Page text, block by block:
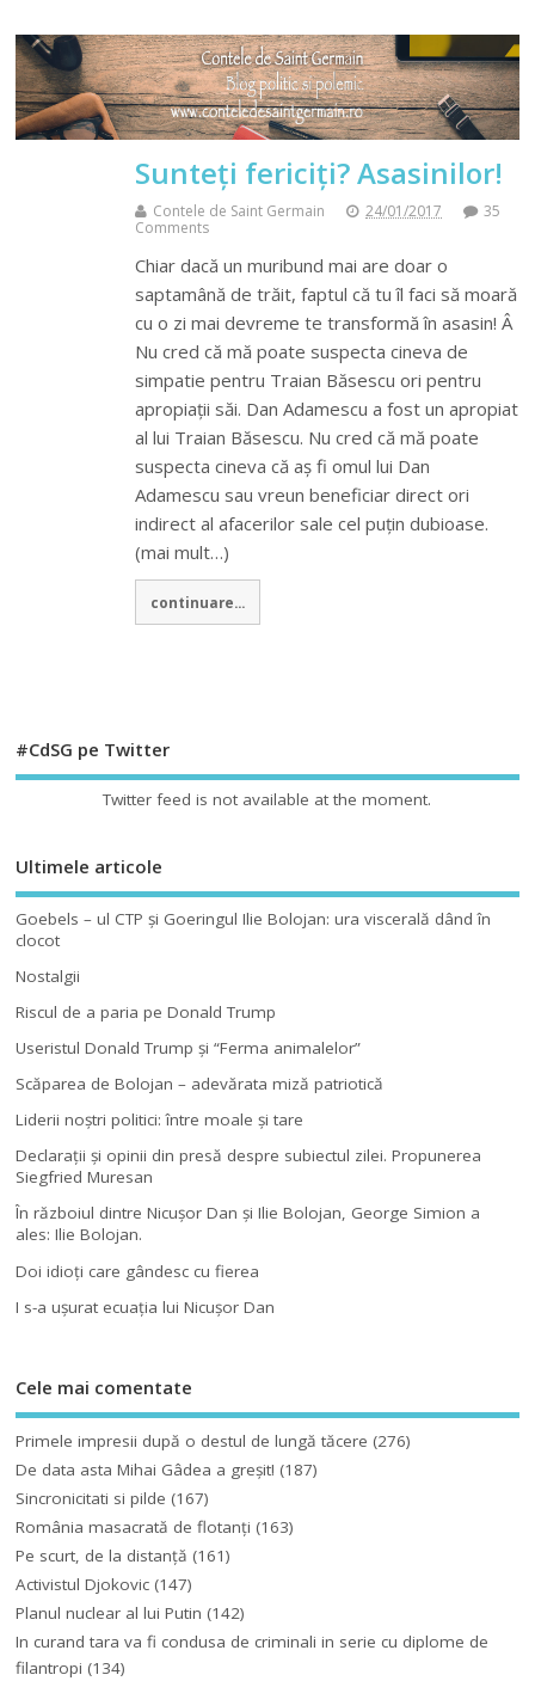
Sunteți fericiți? Asasinilor!
Contele de Saint Germain 24/01/2017
35
Comments
Chiar dacă un muribund mai are doar o
saptamână de trăit, faptul că tu îl faci să moară
cu o zi mai devreme te transformă în asasin! Â
Nu cred că mă poate suspecta cineva de
simpatie pentru Traian Băsescu ori pentru
apropiații săi. Dan Adamescu a fost un apropiat
al lui Traian Băsescu. Nu cred că mă poate
suspecta cineva că aș fi omul lui Dan
Adamescu sau vreun beneficiar direct ori
indirect al afacerilor sale cel puțin dubioase.
(mai mult…)
continuare...
#CdSG pe Twitter
Twitter feed is not available at the moment.
Ultimele articole
Goebels – ul CTP şi Goeringul Ilie Bolojan: ura viscerală dând în
clocot
Nostalgii
Riscul de a paria pe Donald Trump
Useristul Donald Trump şi “Ferma animalelor”
Scăparea de Bolojan – adevărata miză patriotică
Liderii noştri politici: între moale şi tare
Declaraţii şi opinii din presă despre subiectul zilei. Propunerea
Siegfried Muresan
În războiul dintre Nicuşor Dan şi Ilie Bolojan, George Simion a
ales: Ilie Bolojan.
Doi idioţi care gândesc cu fierea
I s-a uşurat ecuaţia lui Nicuşor Dan
Cele mai comentate
Primele impresii după o destul de lungă tăcere (276)
De data asta Mihai Gâdea a greşit! (187)
Sincronicitati si pilde (167)
România masacrată de flotanţi (163)
Pe scurt, de la distanță (161)
Activistul Djokovic (147)
Planul nuclear al lui Putin (142)
In curand tara va fi condusa de criminali in serie cu diplome de
filantropi (134)